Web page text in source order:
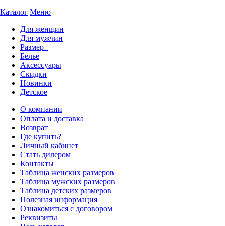
Каталог Меню
Для женщин
Для мужчин
Размер+
Белье
Аксессуары
Скидки
Новинки
Детское
О компании
Оплата и доставка
Возврат
Где купить?
Личный кабинет
Стать дилером
Контакты
Таблица женских размеров
Таблица мужских размеров
Таблица детских размеров
Полезная информация
Ознакомиться с договором
Реквизиты